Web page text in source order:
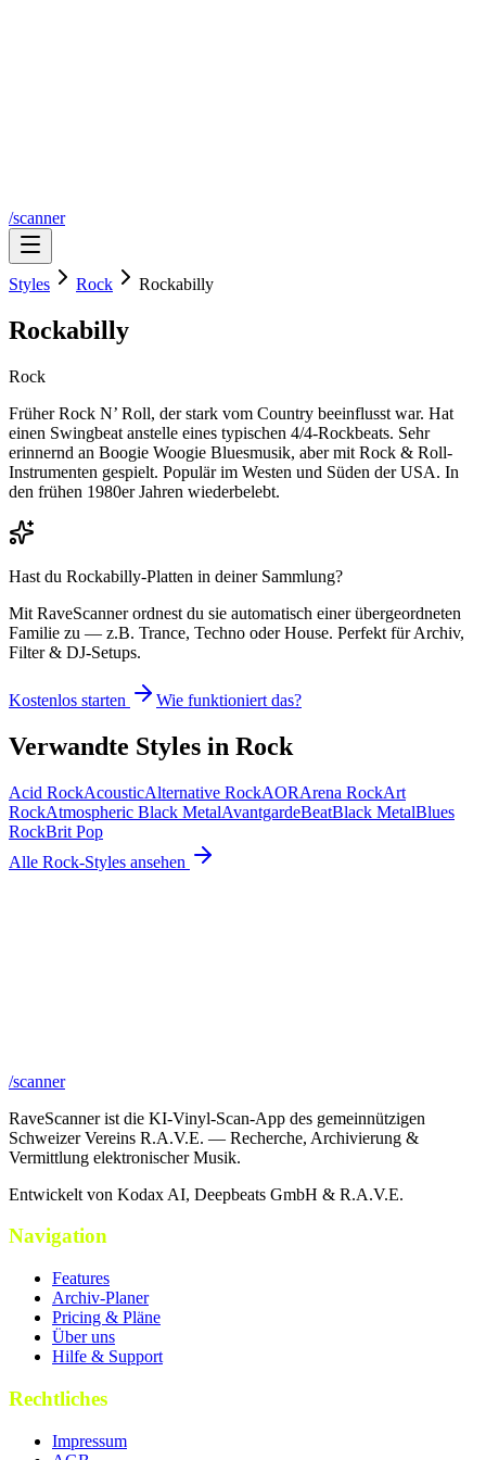
/scanner
Styles Rock Rockabilly
Rockabilly
Rock
Früher Rock N’ Roll, der stark vom Country beeinflusst war. Hat
einen Swingbeat anstelle eines typischen 4/4-Rockbeats. Sehr
erinnernd an Boogie Woogie Bluesmusik, aber mit Rock & Roll-
Instrumenten gespielt. Populär im Westen und Süden der USA. In
den frühen 1980er Jahren wiederbelebt.
Hast du Rockabilly-Platten in deiner Sammlung?
Mit RaveScanner ordnest du sie automatisch einer übergeordneten
Familie zu — z.B. Trance, Techno oder House. Perfekt für Archiv,
Filter & DJ-Setups.
Kostenlos starten Wie funktioniert das?
Verwandte Styles in Rock
Acid RockAcousticAlternative RockAORArena RockArt
RockAtmospheric Black MetalAvantgardeBeatBlack MetalBlues
RockBrit Pop
Alle Rock-Styles ansehen
/scanner
RaveScanner ist die KI-Vinyl-Scan-App des gemeinnützigen
Schweizer Vereins R.A.V.E. — Recherche, Archivierung &
Vermittlung elektronischer Musik.
Entwickelt von Kodax AI, Deepbeats GmbH & R.A.V.E.
Navigation
Features
Archiv-Planer
Pricing & Pläne
Über uns
Hilfe & Support
Rechtliches
Impressum